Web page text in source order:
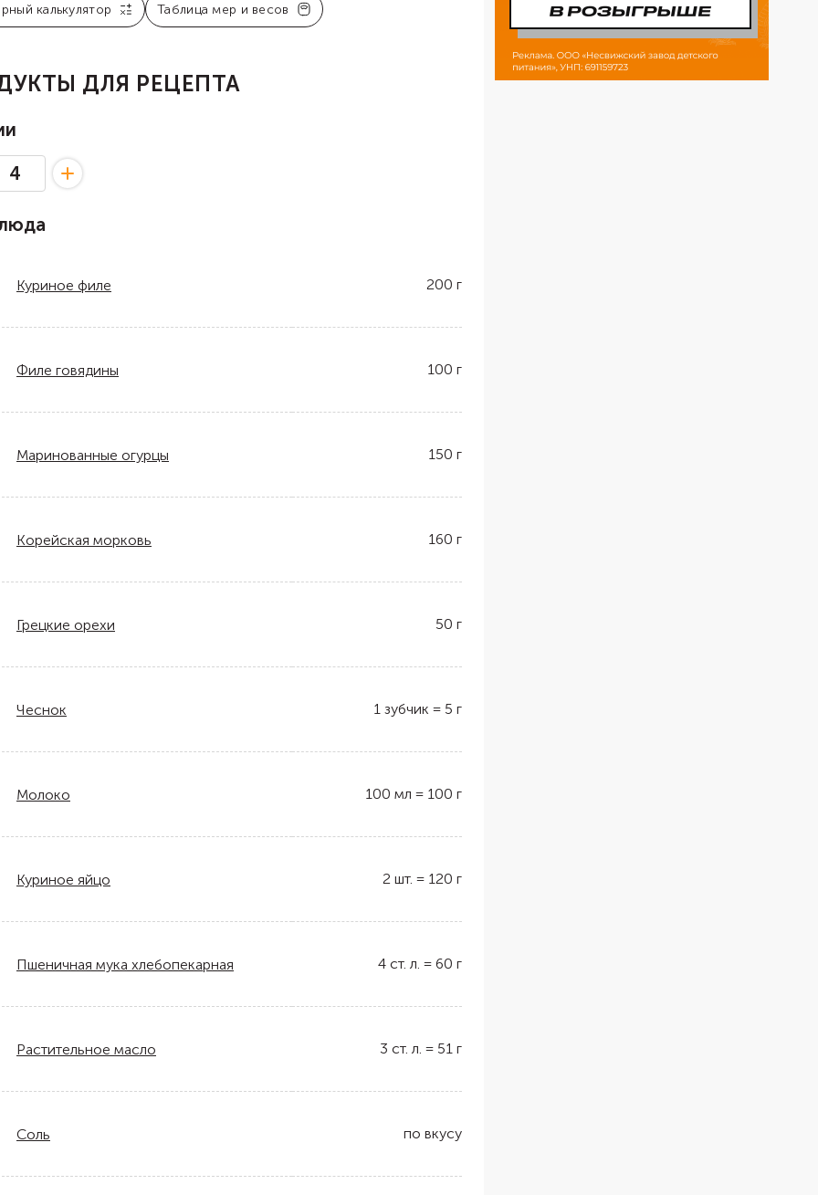
калькулятор Таблица мер и весов
ДЛЯ РЕЦЕПТА
Куриное филе 200 г
Филе говядины 100 г
Маринованные огурцы 150 г
Корейская морковь 160 г
Грецкие орехи 50 г
Чеснок 1 зубчик = 5 г
Молоко 100 мл = 100 г
Куриное яйцо 2 шт. = 120 г
Пшеничная мука хлебопекарная 4 ст. л. = 60 г
Растительное масло 3 ст. л. = 51 г
Соль по вкусу